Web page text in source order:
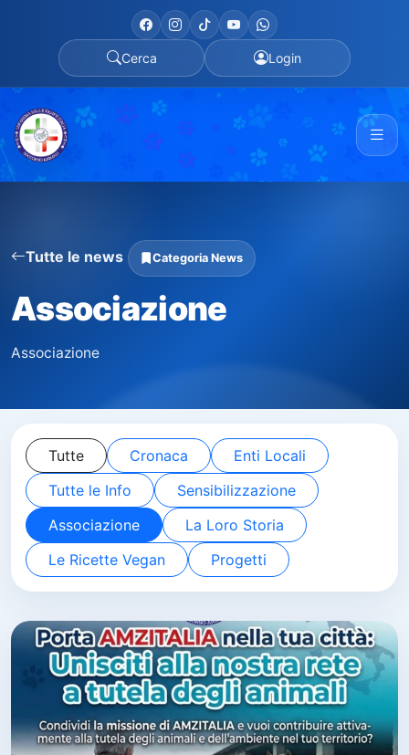
Cerca Login
Tutte le news Categoria News
Associazione
Associazione
Tutte Cronaca
Enti Locali
Tutte le Info
Sensibilizzazione
Associazione
La Loro Storia
Le Ricette Vegan
Progetti